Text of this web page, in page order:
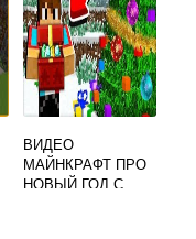
ВИДЕО
МАЙНКРАФТ ПРО
НОВЫЙ ГОД С